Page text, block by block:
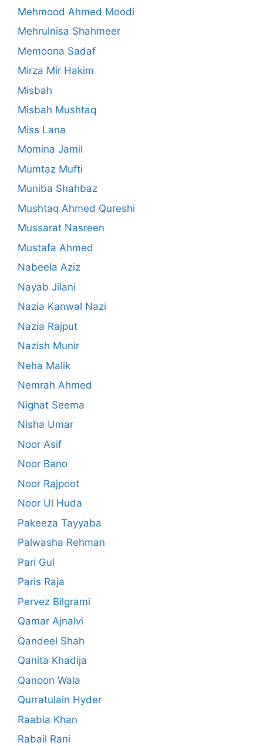
Mehmood Ahmed Moodi
Mehrulnisa Shahmeer
Memoona Sadaf
Mirza Mir Hakim
Misbah
Misbah Mushtaq
Miss Lana
Momina Jamil
Mumtaz Mufti
Muniba Shahbaz
Mushtaq Ahmed Qureshi
Mussarat Nasreen
Mustafa Ahmed
Nabeela Aziz
Nayab Jilani
Nazia Kanwal Nazi
Nazia Rajput
Nazish Munir
Neha Malik
Nemrah Ahmed
Nighat Seema
Nisha Umar
Noor Asif
Noor Bano
Noor Rajpoot
Noor Ul Huda
Pakeeza Tayyaba
Palwasha Rehman
Pari Gul
Paris Raja
Pervez Bilgrami
Qamar Ajnalvi
Qandeel Shah
Qanita Khadija
Qanoon Wala
Qurratulain Hyder
Raabia Khan
Rabail Rani